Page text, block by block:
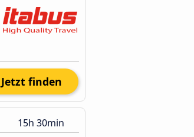
Jetzt finden
15h 30min